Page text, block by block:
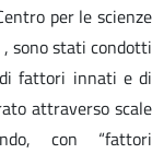
per le scienze
sono stati condotti
fattori innati e di
attraverso scale
con “fattori